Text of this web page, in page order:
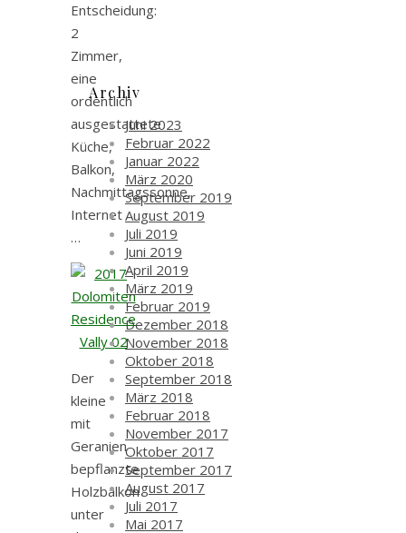
Entscheidung:
2
Zimmer,
eine
ordentlich
ausgestattete
Küche,
Balkon,
Nachmittagssonne,
Internet
…
Der
kleine
mit
Geranien
bepflanzte
Holzbalkon
unter
Archiv
Juni 2023
Februar 2022
Januar 2022
März 2020
September 2019
August 2019
Juli 2019
Juni 2019
April 2019
März 2019
Februar 2019
Dezember 2018
November 2018
Oktober 2018
September 2018
März 2018
Februar 2018
November 2017
Oktober 2017
September 2017
August 2017
Juli 2017
Mai 2017